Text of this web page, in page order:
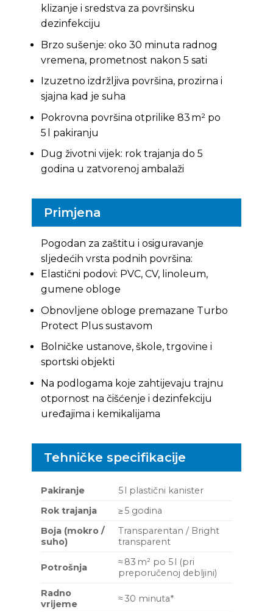
klizanje i sredstva za površinsku
dezinfekciju
Brzo sušenje: oko 30 minuta radnog
vremena, prometnost nakon 5 sati
Izuzetno izdržljiva površina, prozirna i
sjajna kad je suha
Pokrovna površina otprilike 83 m² po
5 l pakiranju
Dug životni vijek: rok trajanja do 5
godina u zatvorenoj ambalaži
Primjena
Pogodan za zaštitu i osiguravanje
sljedećih vrsta podnih površina:
Elastični podovi: PVC, CV, linoleum,
gumene obloge
Obnovljene obloge premazane Turbo
Protect Plus sustavom
Bolničke ustanove, škole, trgovine i
sportski objekti
Na podlogama koje zahtijevaju trajnu
otpornost na čišćenje i dezinfekciju
uređajima i kemikalijama
Tehničke specifikacije
Pakiranje
5 l plastični kanister
Rok trajanja
≥ 5 godina
Boja (mokro /
suho)
Transparentan / Bright
transparent
Potrošnja
≈ 83 m² po 5 l (pri
preporučenoj debljini)
Radno
vrijeme
≈ 30 minuta*